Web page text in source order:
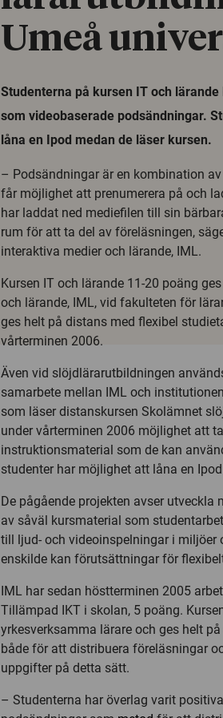
Umeå
Studenterna på kursen IT och
som videobaserade podsändningar.
låna en Ipod medan de läser kursen.
– Podsändningar är en kombination
får möjlighet att prenumerera på och
har laddat ned mediefilen till sin
rum för att ta del av föreläsningen,
interaktiva medier och lärande, IML.
Kursen IT och lärande 11-20 poäng
och lärande, IML, vid fakulteten för
ges helt på distans med flexibel
vårterminen 2006.
Även vid slöjdlärarutbildningen
samarbete mellan IML och
som läser distanskursen Skolämnet
under vårterminen 2006 möjlighet att
instruktionsmaterial som de kan
studenter har möjlighet att låna en
De pågående projekten avser
av såväl kursmaterial som
till ljud- och videoinspelningar i miljöer
enskilde kan förutsättningar för
IML har sedan höstterminen 2005
Tillämpad IKT i skolan, 5 poäng.
yrkesverksamma lärare och ges helt
både för att distribuera föreläsningar
uppgifter på detta sätt.
– Studenterna har överlag varit